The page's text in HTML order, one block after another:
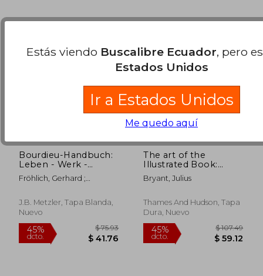
40%
dcto. $ 1,062.91
45%
dcto. $
Bourdieu-Handbuch:
Leben - Werk -
Wirkung (en Alemán)
Fröhlich, Gerhard ;
J.B. Metzler, Tapa Blanda,
Nuevo
The art of the
Illustrated Book:
History and Design
(en Inglés)
Bryant, Julius
Thames And Hudson, Tapa
Dura, Nuevo
Estás viendo Buscalibre Ecuador, pero
Estados Unidos
Ir a Estados Unidos
Me quedo aquí